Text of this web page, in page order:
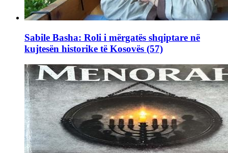
Sabile Basha: Roli i mërgatës shqiptare në
kujtesën historike të Kosovës (57)